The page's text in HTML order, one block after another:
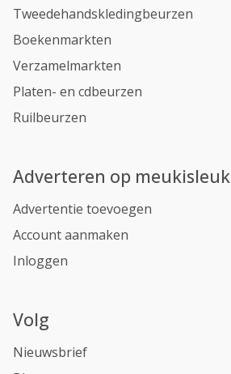
Tweedehandskledingbeurzen
Boekenmarkten
Verzamelmarkten
Platen- en cdbeurzen
Ruilbeurzen
Adverteren op meukisleuk
Advertentie toevoegen
Account aanmaken
Inloggen
Volg
Nieuwsbrief